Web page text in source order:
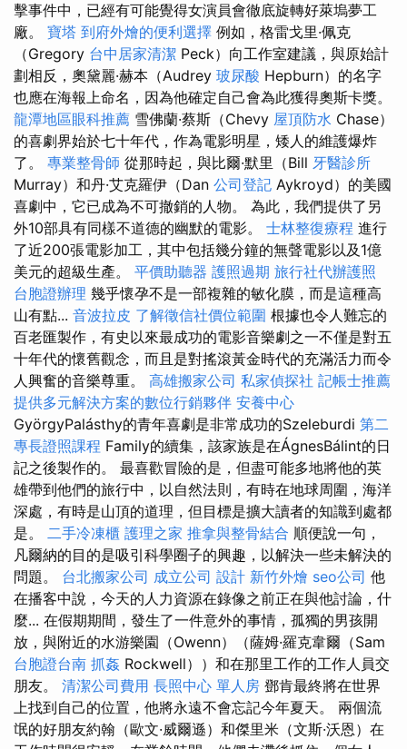
擊事件中，已經有可能覺得女演員會徹底旋轉好萊塢夢工
廠。 寶塔 到府外燴的便利選擇 例如，格雷戈里·佩克
（Gregory 台中居家清潔 Peck）向工作室建議，與原始計
劃相反，奧黛麗·赫本（Audrey 玻尿酸 Hepburn）的名字
也應在海報上命名，因為他確定自己會為此獲得奧斯卡獎。
龍潭地區眼科推薦 雪佛蘭·蔡斯（Chevy 屋頂防水 Chase）
的喜劇界始於七十年代，作為電影明星，矮人的維護爆炸
了。 專業整骨師 從那時起，與比爾·默里（Bill 牙醫診所
Murray）和丹·艾克羅伊（Dan 公司登記 Aykroyd）的美國
喜劇中，它已成為不可撤銷的人物。 為此，我們提供了另
外10部具有同樣不道德的幽默的電影。 士林整復療程 進行
了近200張電影加工，其中包括幾分鐘的無聲電影以及1億
美元的超級生產。 平價助聽器 護照過期 旅行社代辦護照
台胞證辦理 幾乎懷孕不是一部複雜的敏化膜，而是這種高
山有點... 音波拉皮 了解徵信社價位範圍 根據也令人難忘的
百老匯製作，有史以來最成功的電影音樂劇之一不僅是對五
十年代的懷舊觀念，而且是對搖滾黃金時代的充滿活力而令
人興奮的音樂尊重。 高雄搬家公司 私家偵探社 記帳士推薦
提供多元解決方案的數位行銷夥伴 安養中心
GyörgyPalásthy的青年喜劇是非常成功的Szeleburdi 第二
專長證照課程 Family的續集，該家族是在ÁgnesBálint的日
記之後製作的。 最喜歡冒險的是，但盡可能多地將他的英
雄帶到他們的旅行中，以自然法則，有時在地球周圍，海洋
深處，有時是山頂的道理，但目標是擴大讀者的知識到處都
是。 二手冷凍櫃 護理之家 推拿與整骨結合 順便說一句，
凡爾納的目的是吸引科學圈子的興趣，以解決一些未解決的
問題。 台北搬家公司 成立公司 設計 新竹外燴 seo公司 他
在播客中說，今天的人力資源在錄像之前正在與他討論，什
麼... 在假期期間，發生了一件意外的事情，孤獨的男孩開
放，與附近的水游樂園（Owenn）（薩姆·羅克韋爾（Sam
台胞證台南 抓姦 Rockwell））和在那里工作的工作人員交
朋友。 清潔公司費用 長照中心 單人房 鄧肯最終將在世界
上找到自己的位置，他將永遠不會忘記今年夏天。 兩個流
氓的好朋友約翰（歐文·威爾遜）和傑里米（文斯·沃恩）在